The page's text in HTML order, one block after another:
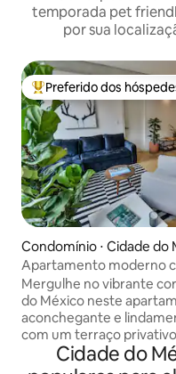
temporada pet
por sua
Entre os melhores
Preferido dos
Condomínio ⋅ Cidade do
xico
Apartamento moderno
terraço e o terraço
Mergulhe no vibrante
do México neste
aconchegante e
com um terraço
adoram seus interiores
vistas incríveis do
Cidade do